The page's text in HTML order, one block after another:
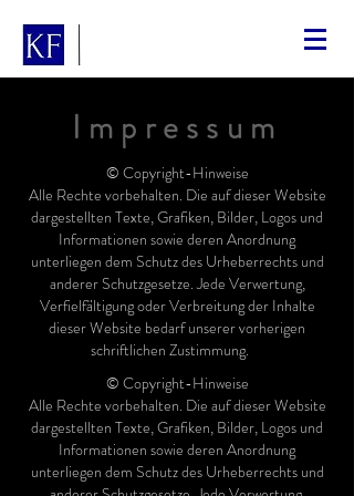
Impressum
© Copyright-Hinweise
Alle Rechte vorbehalten. Die auf dieser Website
dargestellten Texte, Grafiken, Bilder, Logos und
Informationen sowie deren Anordnung
unterliegen dem Schutz des Urheberrechts und
anderer Schutzgesetze. Jede Verwertung,
Verfielfältigung oder Verbreitung der Inhalte
dieser Website bedarf unserer vorherigen
schriftlichen Zustimmung.
© Copyright-Hinweise
Alle Rechte vorbehalten. Die auf dieser Website
dargestellten Texte, Grafiken, Bilder, Logos und
Informationen sowie deren Anordnung
unterliegen dem Schutz des Urheberrechts und